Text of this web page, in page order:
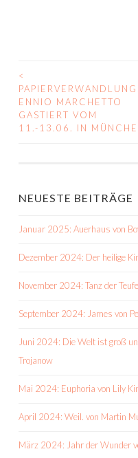
BEITRAGS-
NAVIGATION
<
ENNIO MARCHETTO
GASTIERT VOM
11.-13.06. IN
NEUESTE BEITRÄGE
Januar 2025: Auerhaus von
Dezember 2024: Der heilige
November 2024: Tanz der
September 2024: James von
Juni 2024: Die Welt ist groß
Trojanow
Mai 2024: Euphoria von Lily
April 2024: Weil. von Martin
März 2024: Jahr der Wunder